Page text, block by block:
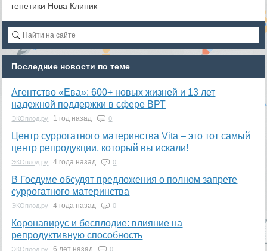
генетики Нова Клиник
Последние новости по теме
Агентство «Ева»: 600+ новых жизней и 13 лет
надежной поддержки в сфере ВРТ
ЭКОплод.ру 1 год назад 0
​Центр суррогатного материнства Vita – это тот самый
центр репродукции, который вы искали!
ЭКОплод.ру 4 года назад 0
В Госдуме обсудят предложения о полном запрете
суррогатного материнства
ЭКОплод.ру 4 года назад 0
Коронавирус и бесплодие: влияние на
репродуктивную способность
ЭКОплод.ру 0